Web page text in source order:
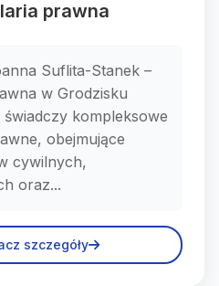
prawna
Suflita-Stanek –
w Grodzisku
kompleksowe
obejmujące
cywilnych,
oraz...
szczegóły